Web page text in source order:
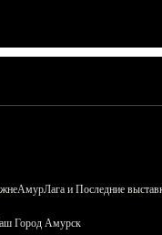
и Последние
Город Амурск